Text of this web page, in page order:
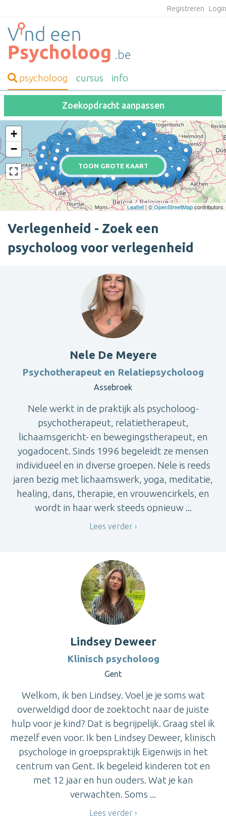
Registreren
psycholoog cursus info
Zoekopdracht aanpassen
TOON GROTE KAART
+
−
Leaflet| ©OpenStreetMapcontributors
Verlegenheid - Zoek een
psycholoog voor verlegenheid
Nele De Meyere
Psychotherapeut en Relatiepsycholoog
Assebroek
Nele werkt in de praktijk als psycholoog-
psychotherapeut, relatietherapeut,
lichaamsgericht- en bewegingstherapeut, en
yogadocent. Sinds 1996 begeleidt ze mensen
individueel en in diverse groepen. Nele is reeds
jaren bezig met lichaamswerk, yoga, meditatie,
healing, dans, therapie, en vrouwencirkels, en
wordt in haar werk steeds opnieuw ...
Lees verder
Lindsey Deweer
Klinisch psycholoog
Gent
Welkom, ik ben Lindsey. Voel je je soms wat
overweldigd door de zoektocht naar de juiste
hulp voor je kind? Dat is begrijpelijk. Graag stel ik
mezelf even voor. Ik ben Lindsey Deweer, klinisch
psychologe in groepspraktijk Eigenwijs in het
centrum van Gent. Ik begeleid kinderen tot en
met 12 jaar en hun ouders. Wat je kan
verwachten. Soms ...
Lees verder